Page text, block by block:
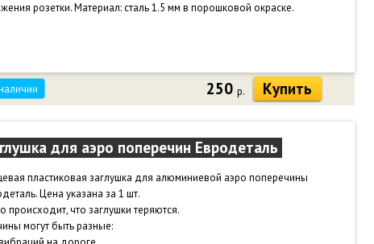
розетки. Материал: сталь 1.5 мм в порошковой окраске.
250р. Купить
для аэро поперечин Евродеталь
пластиковая заглушка для алюминиевой аэро поперечины
Цена указана за 1 шт.
происходит, что заглушки теряются.
могут быть разные: